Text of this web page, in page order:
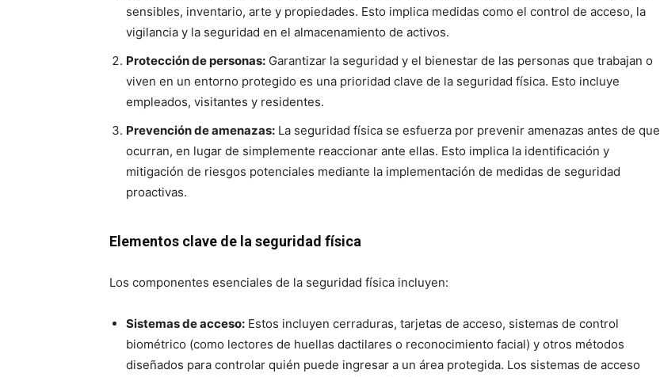
sensibles, inventario, arte y propiedades. Esto implica medidas como el control de acceso, la
vigilancia y la seguridad en el almacenamiento de activos.
Protección de personas: Garantizar la seguridad y el bienestar de las personas que trabajan o
viven en un entorno protegido es una prioridad clave de la seguridad física. Esto incluye
empleados, visitantes y residentes.
Prevención de amenazas: La seguridad física se esfuerza por prevenir amenazas antes de que
ocurran, en lugar de simplemente reaccionar ante ellas. Esto implica la identificación y
mitigación de riesgos potenciales mediante la implementación de medidas de seguridad
proactivas.
Elementos clave de la seguridad física
Los componentes esenciales de la seguridad física incluyen:
Sistemas de acceso: Estos incluyen cerraduras, tarjetas de acceso, sistemas de control
biométrico (como lectores de huellas dactilares o reconocimiento facial) y otros métodos
diseñados para controlar quién puede ingresar a un área protegida. Los sistemas de acceso